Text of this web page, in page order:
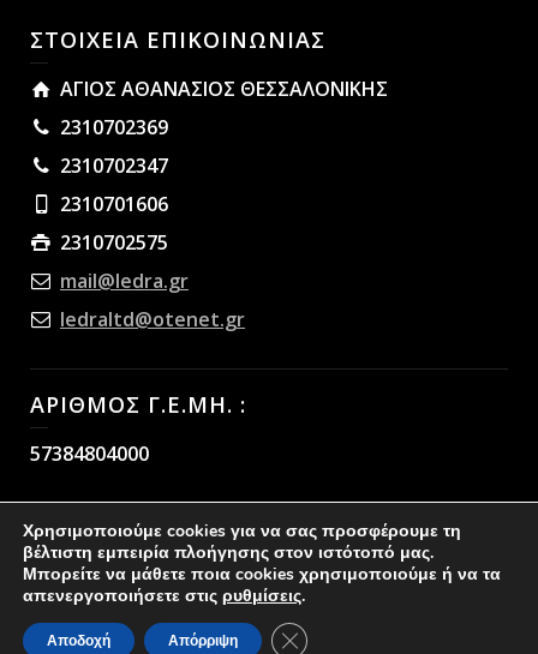
ΣΤΟΙΧΕΙΑ ΕΠΙΚΟΙΝΩΝΙΑΣ
ΑΓΙΟΣ ΑΘΑΝΑΣΙΟΣ ΘΕΣΣΑΛΟΝΙΚΗΣ
2310702369
2310702347
2310701606
2310702575
mail@ledra.gr
ledraltd@otenet.gr
ΑΡΙΘΜΟΣ Γ.Ε.ΜΗ. :
57384804000
Copyright © ΛΙΠΑΣΜΑΤΑ ΛΗΔΡΑ
Χρησιμοποιούμε cookies για να σας προσφέρουμε τη
βέλτιστη εμπειρία πλοήγησης στον ιστότοπό μας.
Μπορείτε να μάθετε ποια cookies χρησιμοποιούμε ή να τα
απενεργοποιήσετε στις ρυθμίσεις.
Αποδοχή Απόρριψη Κλείσιμο του Cookie banner